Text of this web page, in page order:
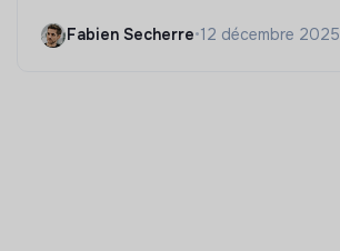
Fabien Secherre•12 décembre 2025